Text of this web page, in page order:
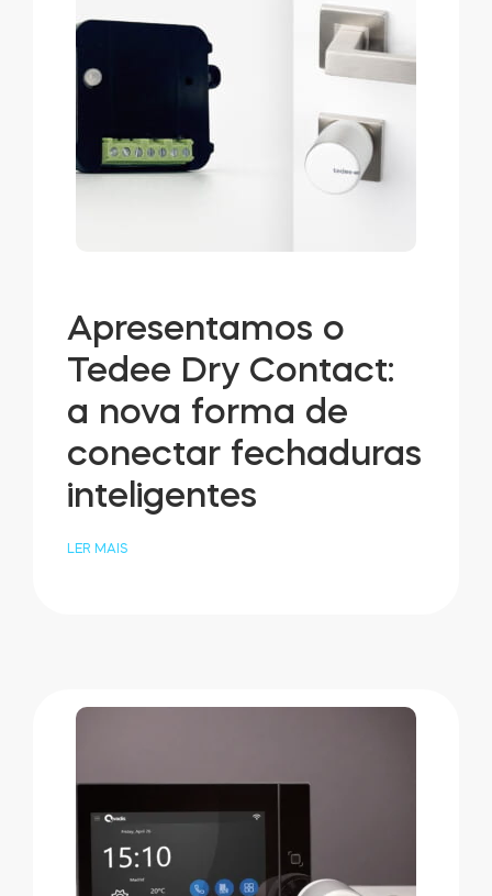
Integrações
Tedee GO2
Tedee PRO
Tedee Bridge
Door Sensor
Adaptadores
Acesso ao domicílio
LOCALIZADOR DE LOJAS
Apresentamos o
Tedee Dry Contact:
a nova forma de
conectar fechaduras
inteligentes
LER MAIS